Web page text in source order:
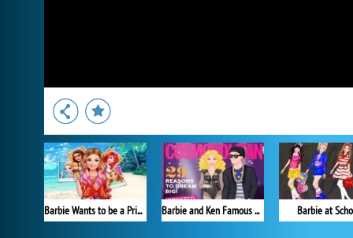
Barbie Wants to be a Princess Barbie and Ken Famous Couples Costume Barbie at